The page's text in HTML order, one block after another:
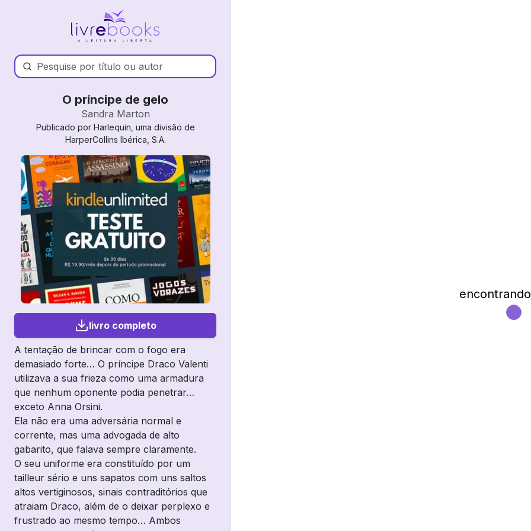
O príncipe de gelo
Sandra Marton
Publicado por Harlequin, uma divisão de
HarperCollins Ibérica, S.A.
livro completo
A tentação de brincar com o fogo era
demasiado forte… O príncipe Draco Valenti
utilizava a sua frieza como uma armadura
que nenhum oponente podia penetrar…
exceto Anna Orsini.
Ela não era uma adversária normal e
corrente, mas uma advogada de alto
gabarito, que falava sempre claramente.
O seu uniforme era constituído por um
tailleur sério e uns sapatos com uns saltos
altos vertiginosos, sinais contraditórios que
atraiam Draco, além de o deixar perplexo e
frustrado ao mesmo tempo… Ambos